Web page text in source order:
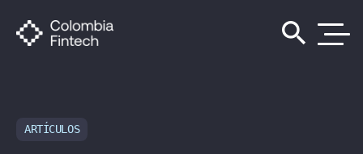
search
ARTÍCULOS